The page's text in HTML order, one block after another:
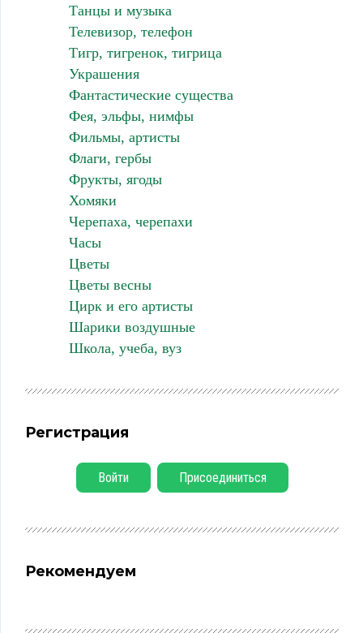
Танцы и музыка
Телевизор, телефон
Тигр, тигренок, тигрица
Украшения
Фантастические существа
Фея, эльфы, нимфы
Фильмы, артисты
Флаги, гербы
Фрукты, ягоды
Хомяки
Черепаха, черепахи
Часы
Цветы
Цветы весны
Цирк и его артисты
Шарики воздушные
Школа, учеба, вуз
Регистрация
Войти Присоединиться
Рекомендуем